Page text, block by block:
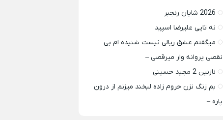
2026 شایان رنجبر
نه تایی علیرضا اسپید
میگفتم عشق ریالی نیست شنیده ام بی
نقصی پروانه وار میرقصی –
نازنین 2 مجید حسینی
بم زنگ نزن حروم زاده لبخند میزنم از درون
پاره –